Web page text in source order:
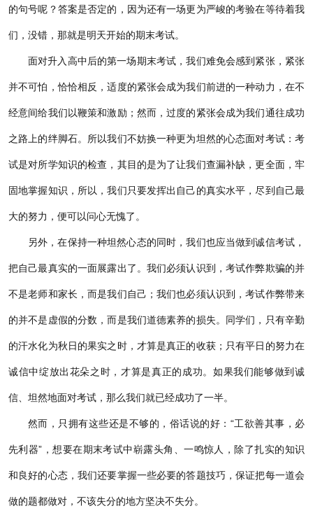
的句号呢？答案是否定的，因为还有一场更为严峻的考验在等待着我
们，没错，那就是明天开始的期末考试。
面对升入高中后的第一场期末考试，我们难免会感到紧张，紧张
并不可怕，恰恰相反，适度的紧张会成为我们前进的一种动力，在不
经意间给我们以鞭策和激励；然而，过度的紧张会成为我们通往成功
之路上的绊脚石。所以我们不妨换一种更为坦然的心态面对考试：考
试是对所学知识的检查，其目的是为了让我们查漏补缺，更全面，牢
固地掌握知识，所以，我们只要发挥出自己的真实水平，尽到自己最
大的努力，便可以问心无愧了。
另外，在保持一种坦然心态的同时，我们也应当做到诚信考试，
把自己最真实的一面展露出了。我们必须认识到，考试作弊欺骗的并
不是老师和家长，而是我们自己；我们也必须认识到，考试作弊带来
的并不是虚假的分数，而是我们道德素养的损失。同学们，只有辛勤
的汗水化为秋日的果实之时，才算是真正的收获；只有平日的努力在
诚信中绽放出花朵之时，才算是真正的成功。如果我们能够做到诚
信、坦然地面对考试，那么我们就已经成功了一半。
然而，只拥有这些还是不够的，俗话说的好：“工欲善其事，必
先利器”，想要在期末考试中崭露头角、一鸣惊人，除了扎实的知识
和良好的心态，我们还要掌握一些必要的答题技巧，保证把每一道会
做的题都做对，不该失分的地方坚决不失分。